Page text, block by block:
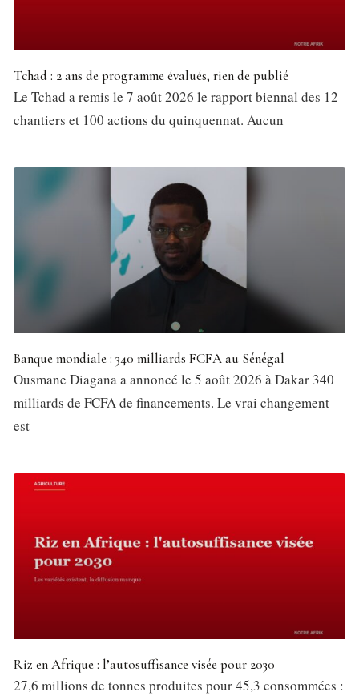
Tchad : 2 ans de programme évalués, rien de publié
Le Tchad a remis le 7 août 2026 le rapport biennal des 12
chantiers et 100 actions du quinquennat. Aucun
Banque mondiale : 340 milliards FCFA au Sénégal
Ousmane Diagana a annoncé le 5 août 2026 à Dakar 340
milliards de FCFA de financements. Le vrai changement
est
Riz en Afrique : l’autosuffisance visée pour 2030
27,6 millions de tonnes produites pour 45,3 consommées :